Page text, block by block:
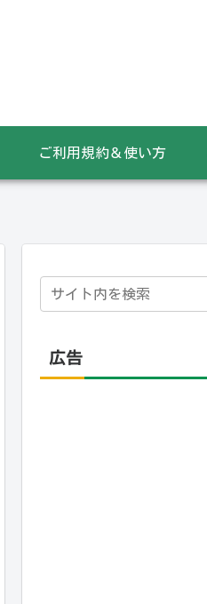
ご利用規約＆使い方
広告